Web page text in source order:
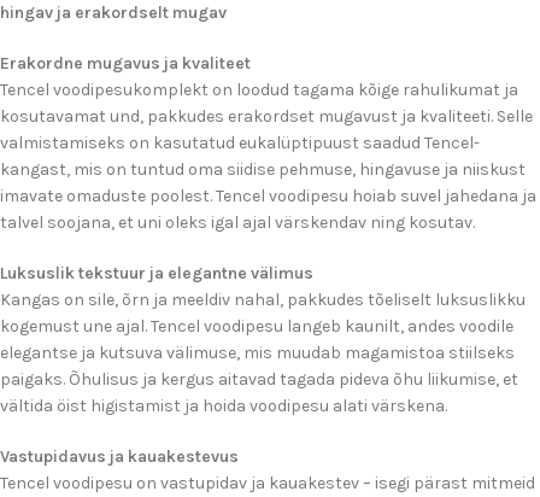
hingav ja erakordselt mugav
Erakordne mugavus ja kvaliteet
Tencel voodipesukomplekt on loodud tagama kõige rahulikumat ja
kosutavamat und, pakkudes erakordset mugavust ja kvaliteeti. Selle
valmistamiseks on kasutatud eukalüptipuust saadud Tencel-
kangast, mis on tuntud oma siidise pehmuse, hingavuse ja niiskust
imavate omaduste poolest. Tencel voodipesu hoiab suvel jahedana ja
talvel soojana, et uni oleks igal ajal värskendav ning kosutav.
Luksuslik tekstuur ja elegantne välimus
Kangas on sile, õrn ja meeldiv nahal, pakkudes tõeliselt luksuslikku
kogemust une ajal. Tencel voodipesu langeb kaunilt, andes voodile
elegantse ja kutsuva välimuse, mis muudab magamistoa stiilseks
paigaks. Õhulisus ja kergus aitavad tagada pideva õhu liikumise, et
vältida öist higistamist ja hoida voodipesu alati värskena.
Vastupidavus ja kauakestevus
Tencel voodipesu on vastupidav ja kauakestev – isegi pärast mitmeid